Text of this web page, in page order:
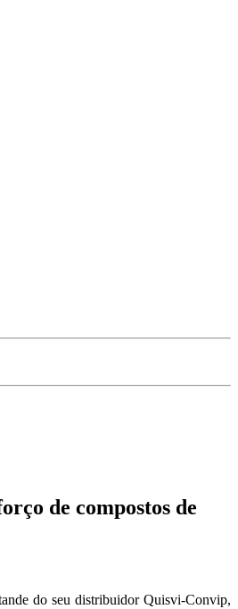
de compostos de
do seu distribuidor Quisvi-Convip,